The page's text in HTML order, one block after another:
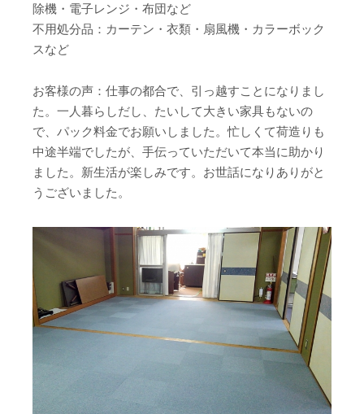
除機・電子レンジ・布団など
不用処分品：カーテン・衣類・扇風機・カラーボック
スなど
お客様の声：仕事の都合で、引っ越すことになりまし
た。一人暮らしだし、たいして大きい家具もないの
で、パック料金でお願いしました。忙しくて荷造りも
中途半端でしたが、手伝っていただいて本当に助かり
ました。新生活が楽しみです。お世話になりありがと
うございました。